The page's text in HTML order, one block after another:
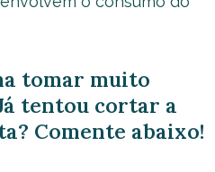
tomar muito
tentou cortar a
Comente abaixo!